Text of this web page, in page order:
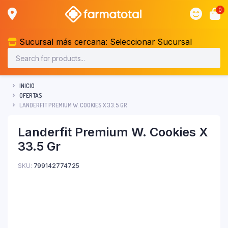
0
Sucursal más cercana: Seleccionar Sucursal
INICIO
OFERTAS
LANDERFIT PREMIUM W. COOKIES X 33.5 GR
Landerfit Premium W. Cookies X
33.5 Gr
SKU: 799142774725